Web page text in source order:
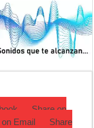
que compromete su
prepara para otra
Share on
on Email
Share